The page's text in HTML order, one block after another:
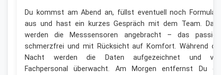
Du kommst am Abend an, füllst eventuell noch
aus und hast ein kurzes Gespräch mit dem Team.
werden die Messsensoren angebracht – das
schmerzfrei und mit Rücksicht auf Komfort. Während
Nacht werden die Daten aufgezeichnet und
Fachpersonal überwacht. Am Morgen entfernst Du